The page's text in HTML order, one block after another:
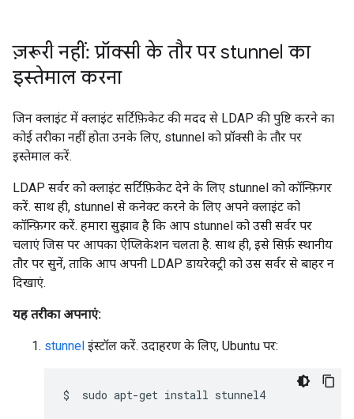
ज़रूरी नहीं: प्रॉक्सी के तौर पर stunnel का
इस्तेमाल करना
जिन क्लाइंट में क्लाइंट सर्टिफ़िकेट की मदद से LDAP की पुष्टि करने का
कोई तरीका नहीं होता उनके लिए, stunnel को प्रॉक्सी के तौर पर
इस्तेमाल करें.
LDAP सर्वर को क्लाइंट सर्टिफ़िकेट देने के लिए stunnel को कॉन्फ़िगर
करें. साथ ही, stunnel से कनेक्ट करने के लिए अपने क्लाइंट को
कॉन्फ़िगर करें. हमारा सुझाव है कि आप stunnel को उसी सर्वर पर
चलाएं जिस पर आपका ऐप्लिकेशन चलता है. साथ ही, इसे सिर्फ़ स्थानीय
तौर पर सुनें, ताकि आप अपनी LDAP डायरेक्ट्री को उस सर्वर से बाहर न
दिखाएं.
यह तरीका अपनाएं:
stunnel इंस्टॉल करें. उदाहरण के लिए, Ubuntu पर:
$ sudo apt-get install